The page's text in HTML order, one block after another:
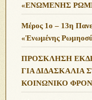
«ΕΝΩΜΕΝΗΣ
Μέρος 1ο – 13η
«Ἑνωμένης
ΠΡΟΣΚΛΗΣΗ
ΓΙΑ ΔΙΔΑΣΚΑΛΙΑ
ΚΟΙΝΩΝΙΚΟ